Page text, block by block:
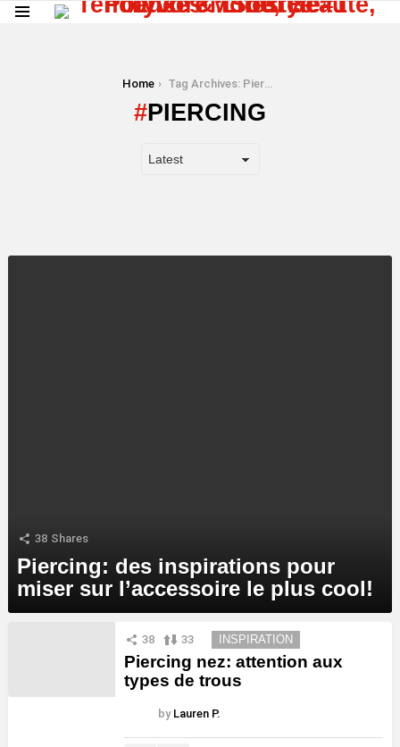
Home Tag Archives: Piercing
PIERCING
38 Shares
Piercing: des inspirations pour
miser sur l’accessoire le plus cool!
38 33 INSPIRATION
Piercing nez: attention aux
types de trous
by Lauren P.